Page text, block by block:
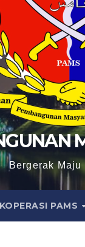
Bergerak Maju
KOPERASI PAMS